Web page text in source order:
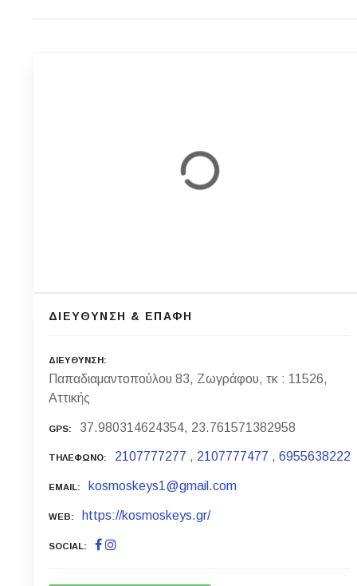
ΔΙΕΥΘΥΝΣΗ & ΕΠΑΦΗ
ΔΙΕΥΘΥΝΣΗ
Παπαδιαμαντοπούλου 83, Ζωγράφου, τκ : 11526,
Αττικής
GPS 37.980314624354, 23.761571382958
ΤΗΛΕΦΩΝΟ 2107777277 , 2107777477 , 6955638222
EMAIL kosmoskeys1@gmail.com
WEB https://kosmoskeys.gr/
SOCIAL